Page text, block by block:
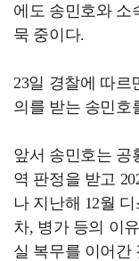
에도 송민호와 소
묵 중이다.
23일 경찰에 따르
의를 받는 송민호
앞서 송민호는 공
역 판정을 받고
나 지난해 12월
차, 병가 등의 이
실 복무를 이어간